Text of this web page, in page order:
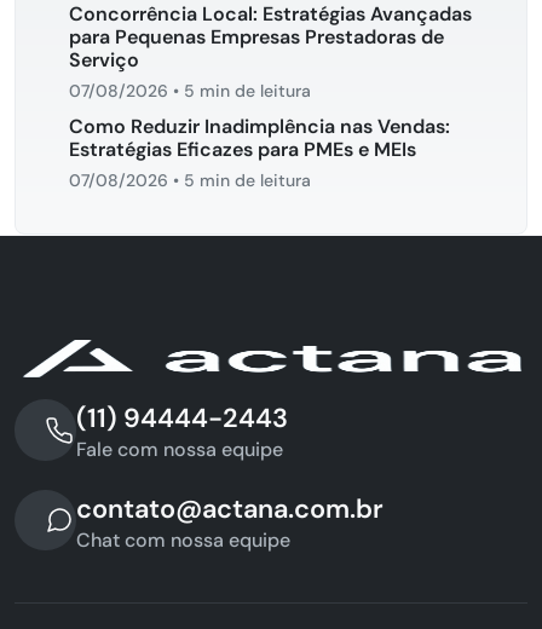
Concorrência Local: Estratégias Avançadas
para Pequenas Empresas Prestadoras de
Serviço
07/08/2026 • 5 min de leitura
Como Reduzir Inadimplência nas Vendas:
Estratégias Eficazes para PMEs e MEIs
07/08/2026 • 5 min de leitura
(11) 94444-2443
Fale com nossa equipe
contato@actana.com.br
Chat com nossa equipe